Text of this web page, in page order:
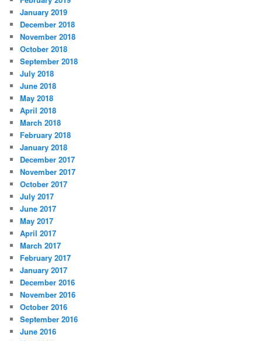
January 2019
December 2018
November 2018
October 2018
September 2018
July 2018
June 2018
May 2018
April 2018
March 2018
February 2018
January 2018
December 2017
November 2017
October 2017
July 2017
June 2017
May 2017
April 2017
March 2017
February 2017
January 2017
December 2016
November 2016
October 2016
September 2016
June 2016